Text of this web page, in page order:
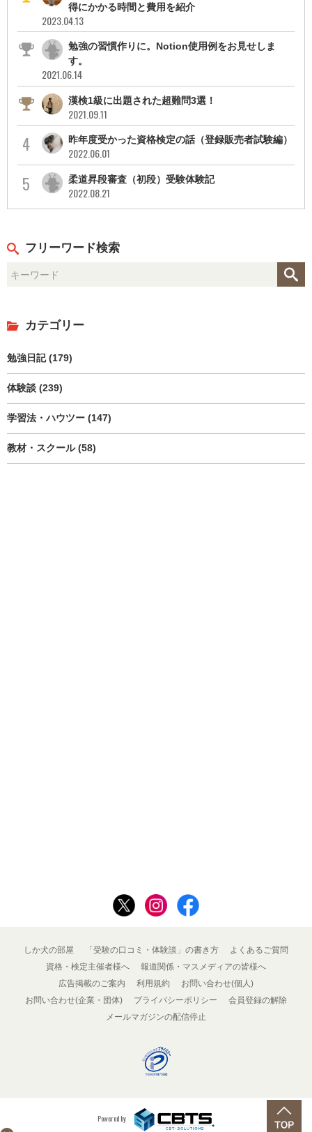
得にかかる時間と費用を紹介
2023.04.13
勉強の習慣作りに。Notion使用例をお見せしま
す。
2021.06.14
漢検1級に出題された超難問3選！
2021.09.11
昨年度受かった資格検定の話（登録販売者試験編）
2022.06.01
柔道昇段審査（初段）受験体験記
2022.08.21
フリーワード検索
カテゴリー
勉強日記 (179)
体験談 (239)
学習法・ハウツー (147)
教材・スクール (58)
しか犬の部屋 「受験の口コミ・体験談」の書き方
よくあるご質問
資格・検定主催者様へ
報道関係・マスメディアの皆様へ
広告掲載のご案内
利用規約
お問い合わせ(個人)
お問い合わせ(企業・団体)
プライバシーポリシー
会員登録の解除
メールマガジンの配信停止
Powered by